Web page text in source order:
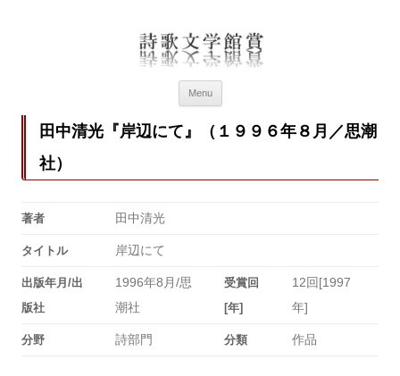
詩歌文学館賞
Menu
田中清光『岸辺にて』（１９９６年８月／思潮
社）
著者 田中清光
タイトル 岸辺にて
出版年月/出
版社
1996年8月/思
潮社
受賞回
[年]
12回[1997
年]
分野 詩部門 分類 作品